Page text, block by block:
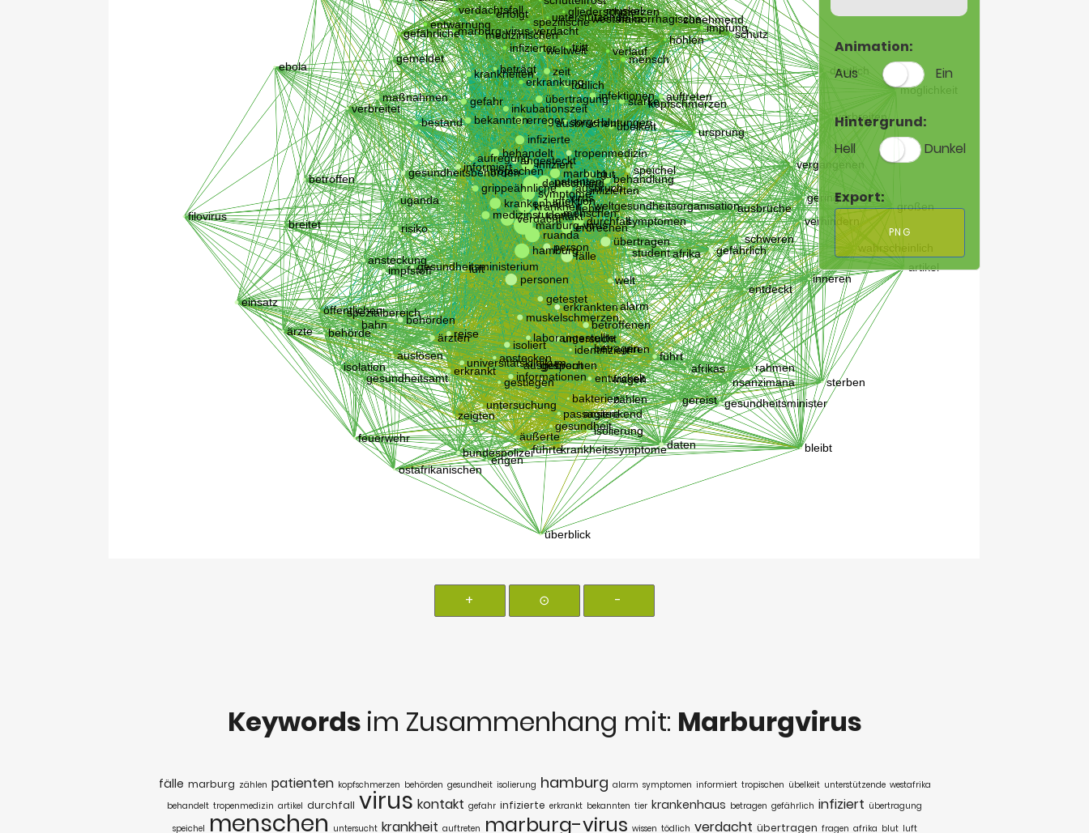
+ ⊙ -
Animation:
Aus
Ein
Hintergrund:
Hell
Dunkel
Export:
PNG
Keywords im Zusammenhang mit: Marburgvirus
fälle marburg zählen patienten kopfschmerzen behörden gesundheit isolierung hamburg alarm symptomen informiert tropischen übelkeit unterstützende westafrika
behandelt tropenmedizin artikel durchfall virus kontakt gefahr infizierte erkrankt bekannten tier krankenhaus betragen gefährlich infiziert übertragung
speichel menschen untersucht krankheit auftreten marburg-virus wissen tödlich verdacht übertragen fragen afrika blut luft